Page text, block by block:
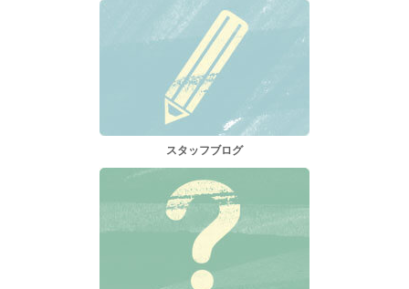
スタッフブログ